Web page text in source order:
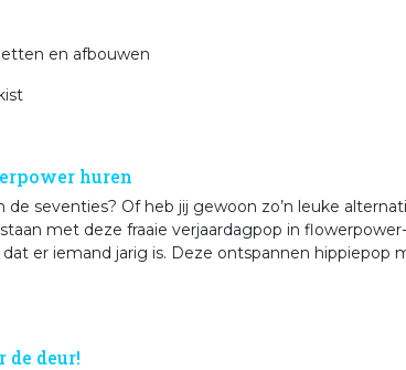
voor opzetten en
huren
de seventies? Of heb jij gewoon zo’n leuke
met deze fraaie verjaardagpop in
er iemand jarig is. Deze ontspannen hippiepop
de deur!